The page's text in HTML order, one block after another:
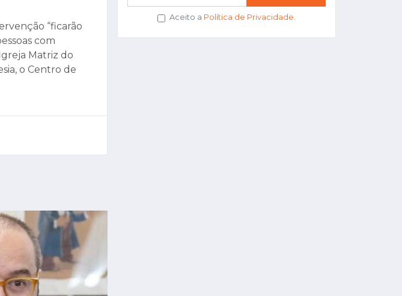
“ficarão
com
Matriz do
o Centro de
Aceito a Política de Privacidade.